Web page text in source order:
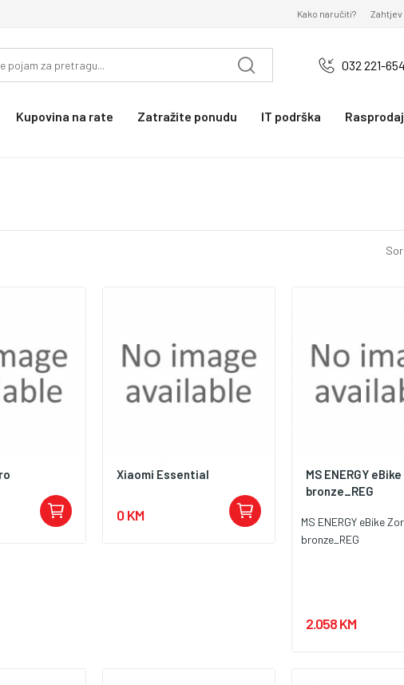
Kako naručiti? Zahtjev
032 221-654
Kupovina na rate Zatražite ponudu IT podrška
Xiaomi Essential
0 KM
MS ENERGY
bronze_REG
MS ENERGY eBike
bronze_REG
2.058 KM